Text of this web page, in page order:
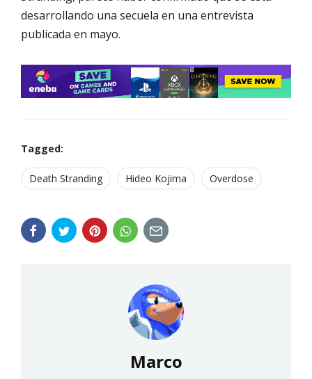
desarrollando una secuela en una entrevista
publicada en mayo.
Tagged:
Death Stranding Hideo Kojima Overdose
Marco